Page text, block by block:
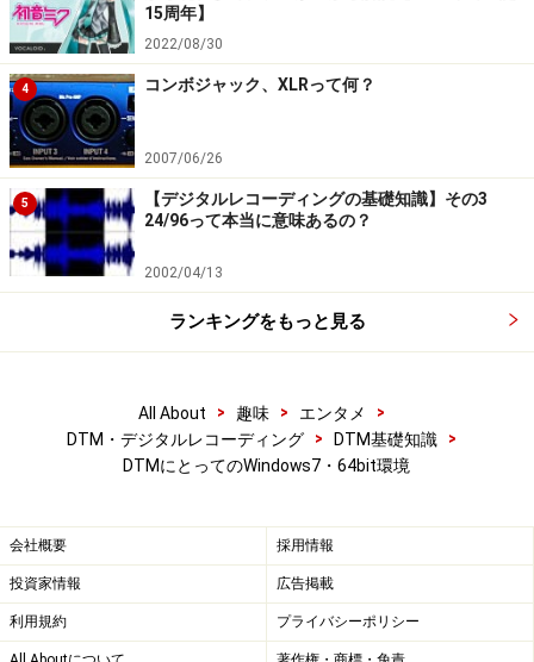
15周年】
2022/08/30
4 コンボジャック、XLRって何？
2007/06/26
5
【デジタルレコーディングの基礎知識】その3
24/96って本当に意味あるの？
2002/04/13
ランキングをもっと見る
All About > 趣味 > エンタメ
>
DTM・デジタルレコーディング
> DTM基礎知識
>
DTMにとってのWindows7・64bit環境
会社概要 採用情報
投資家情報 広告掲載
利用規約 プライバシーポリシー